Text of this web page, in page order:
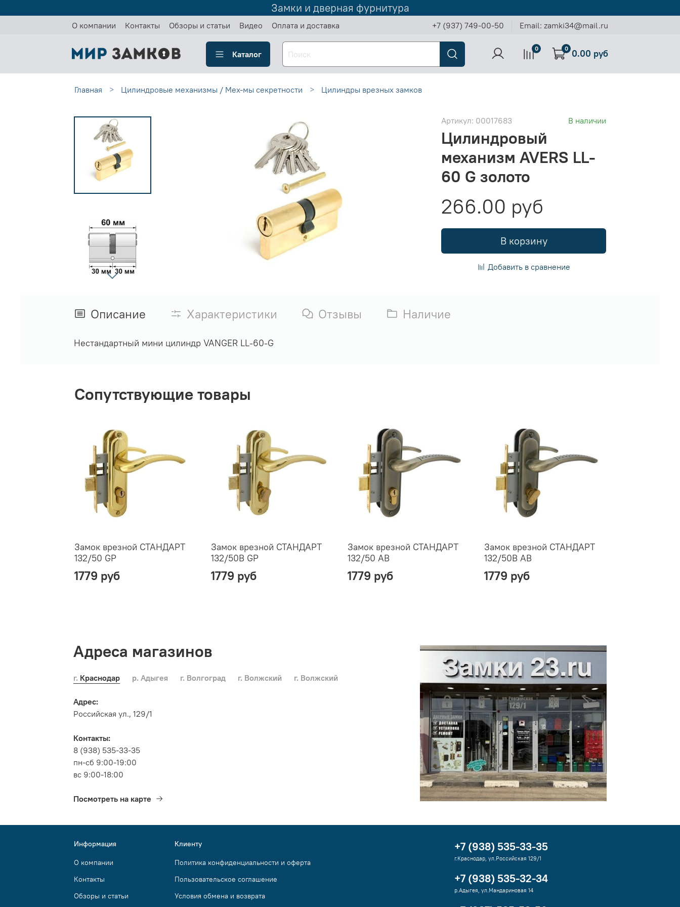
Замки и дверная фурнитура
О компании Контакты Обзоры и статьи Видео Оплата и доставка +7 (937) 749-00-50 Email: zamki34@mail.ru
Каталог
0 0 0.00 руб
Главная Цилиндровые механизмы / Мех-мы секретности Цилиндры врезных замков
Артикул: 00017683 В наличии
Цилиндровый
механизм AVERS LL-
60 G золото
266.00 руб
В корзину
Добавить в сравнение
Описание Характеристики Отзывы Наличие
Нестандартный мини цилиндр VANGER LL-60-G
Сопутствующие товары
Замок врезной СТАНДАРТ
132/50 GP
1779 руб
Замок врезной СТАНДАРТ
132/50В GP
1779 руб
Замок врезной СТАНДАРТ
132/50 AB
1779 руб
Замок врезной СТАНДАРТ
132/50B AB
1779 руб
Адреса магазинов
г. Краснодар р. Адыгея г. Волгоград г. Волжский г. Волжский
Адрес:
Российская ул., 129/1
Контакты:
8 (938) 535-33-35
пн-сб 9:00-19:00
вс 9:00-18:00
Посмотреть на карте
Информация
О компании
Контакты
Обзоры и статьи
Клиенту
Политика конфиденциальности и оферта
Пользовательское соглашение
Условия обмена и возврата
+7 (938) 535-33-35
г.Краснодар, ул.Российская 129/1
+7 (938) 535-32-34
р.Адыгея, ул.Мандариновая 14